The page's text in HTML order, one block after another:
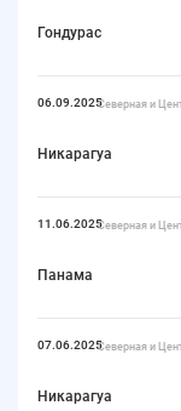
Гондурас
06.09.2025Северная и
Никарагуа
11.06.2025Северная и
Панама
07.06.2025Северная и
Никарагуа